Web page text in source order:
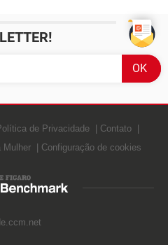
de Privacidade
Contato
Mulher Configuração de cookies